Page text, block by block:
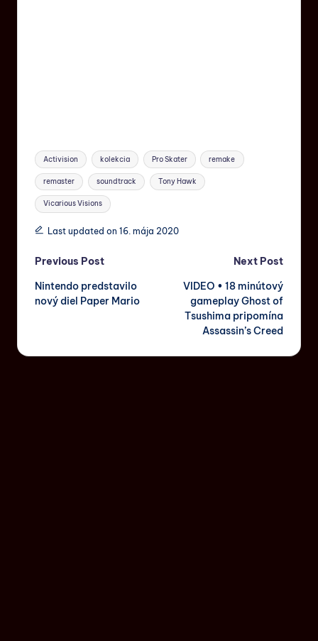
Activision kolekcia Pro Skater remake
remaster soundtrack Tony Hawk
Vicarious Visions
Last updated on 16. mája 2020
Previous Post
Nintendo predstavilo
nový diel Paper Mario
Next Post
VIDEO • 18 minútový
gameplay Ghost of
Tsushima pripomína
Assassin’s Creed